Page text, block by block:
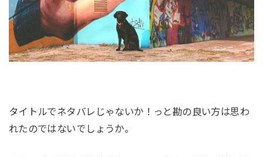
タイトルでネタバレじゃないか！っと勘の良い方は思わ
れたのではないでしょうか。